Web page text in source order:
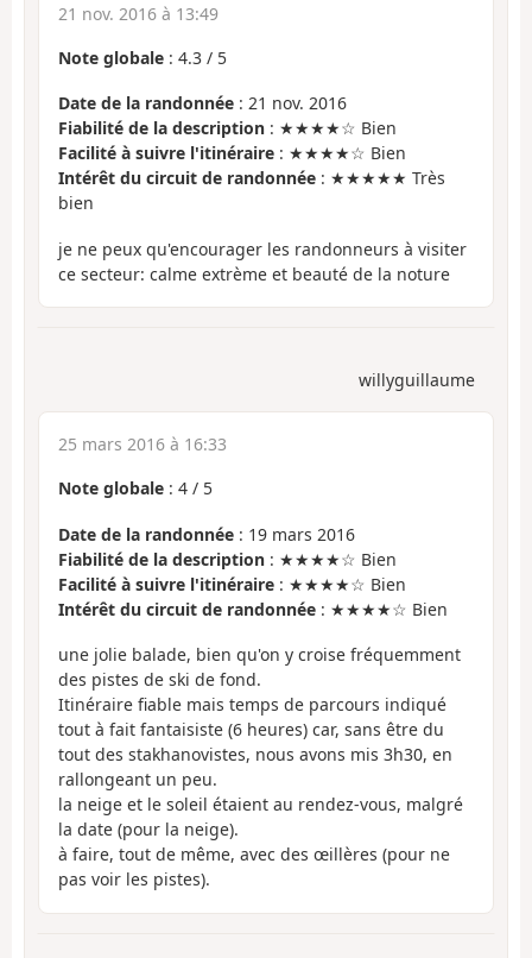
21 nov. 2016 à 13:49
Note globale : 4.3 / 5
Date de la randonnée : 21 nov. 2016
Fiabilité de la description : ★★★★☆ Bien
Facilité à suivre l'itinéraire : ★★★★☆ Bien
Intérêt du circuit de randonnée : ★★★★★ Très
bien
je ne peux qu'encourager les randonneurs à visiter
ce secteur: calme extrème et beauté de la noture
willyguillaume
25 mars 2016 à 16:33
Note globale : 4 / 5
Date de la randonnée : 19 mars 2016
Fiabilité de la description : ★★★★☆ Bien
Facilité à suivre l'itinéraire : ★★★★☆ Bien
Intérêt du circuit de randonnée : ★★★★☆ Bien
une jolie balade, bien qu'on y croise fréquemment
des pistes de ski de fond.
Itinéraire fiable mais temps de parcours indiqué
tout à fait fantaisiste (6 heures) car, sans être du
tout des stakhanovistes, nous avons mis 3h30, en
rallongeant un peu.
la neige et le soleil étaient au rendez-vous, malgré
la date (pour la neige).
à faire, tout de même, avec des œillères (pour ne
pas voir les pistes).